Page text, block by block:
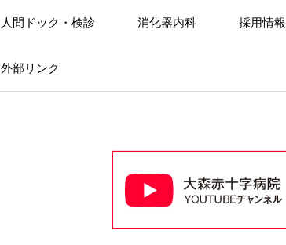
人間ドック・検診 消化器内科 採用情報
外部リンク